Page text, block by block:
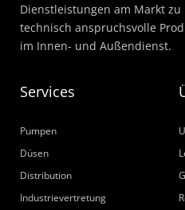
Dienstleistungen am Markt
technisch anspruchsvolle
im Innen- und Außendienst.
Services
Pumpen
Düsen
Distribution
Industrievertretung